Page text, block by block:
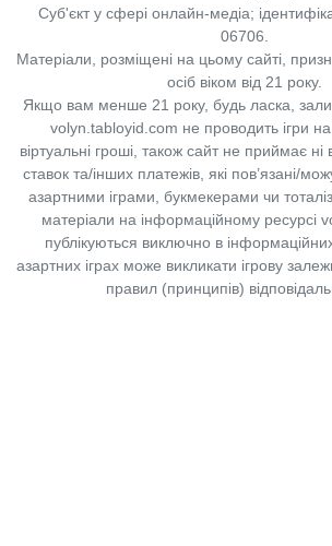
Суб'єкт у сфері онлайн-медіа;
06706.
Матеріали, розміщені на цьому сайті,
осіб віком від 21 року.
Якщо вам менше 21 року, будь ласка,
volyn.tabloyid.com не проводить ігри
віртуальні гроші, також сайт не приймає
ставок та/інших платежів, які пов’язані/
азартними іграми, букмекерами чи
матеріали на інформаційному ресурсі
публікуються виключно в
азартних іграх може викликати ігрову
правил (принципів)